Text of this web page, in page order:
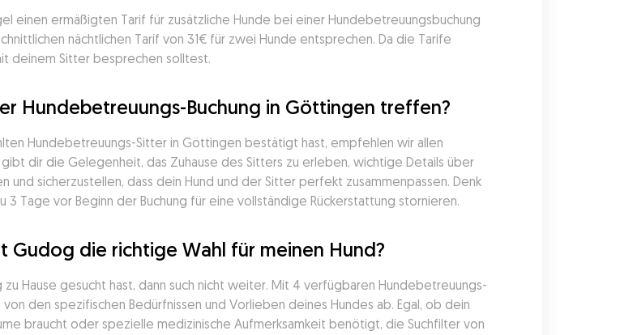
einen ermäßigten Tarif für zusätzliche Hunde bei einer Hundebetreuungsbuchung
nächtlichen Tarif von 31€ für zwei Hunde entsprechen. Da die Tarife
deinem Sitter besprechen solltest.
Hundebetreuungs-Buchung in Göttingen treffen?
Hundebetreuungs-Sitter in Göttingen bestätigt hast, empfehlen wir allen
dir die Gelegenheit, das Zuhause des Sitters zu erleben, wichtige Details über
sicherzustellen, dass dein Hund und der Sitter perfekt zusammenpassen. Denk
Tage vor Beginn der Buchung für eine vollständige Rückerstattung stornieren.
die richtige Wahl für meinen Hund?
Hause gesucht hast, dann such nicht weiter. Mit 4 verfügbaren Hundebetreuungs-
den spezifischen Bedürfnissen und Vorlieben deines Hundes ab. Egal, ob dein
braucht oder spezielle medizinische Aufmerksamkeit benötigt, die Suchfilter von